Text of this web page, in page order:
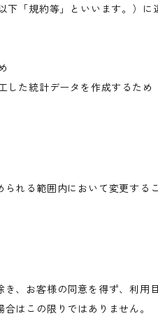
下「規約等」といいます。）に
した統計データを作成するため
れる範囲内において変更する
、お客様の同意を得ず、利用
はこの限りではありません。